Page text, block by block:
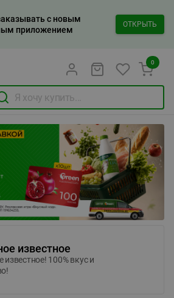
с новым
приложением
ОТКРЫТЬ
0
известное
известное! 100% вкус и